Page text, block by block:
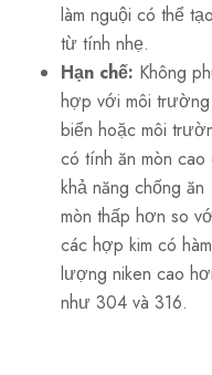
làm nguội có thể
từ tính nhẹ.
Hạn chế: Không
hợp với môi trường
biển hoặc môi
có tính ăn mòn cao
khả năng chống ăn
mòn thấp hơn so
các hợp kim có hàm
lượng niken cao
như 304 và 316.